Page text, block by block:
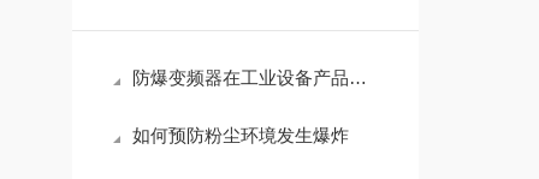
防爆变频器在工业设备产品中的优势所在
如何预防粉尘环境发生爆炸